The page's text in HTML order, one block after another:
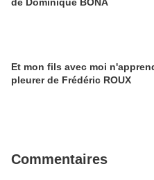
Et mon fils avec moi
pleurer de Frédéric ROUX
Commentaires